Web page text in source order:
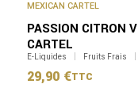
MEXICAN CARTEL
PASSION CITRON
CARTEL
E-Liquides Fruits Frais
29,90 €TTC